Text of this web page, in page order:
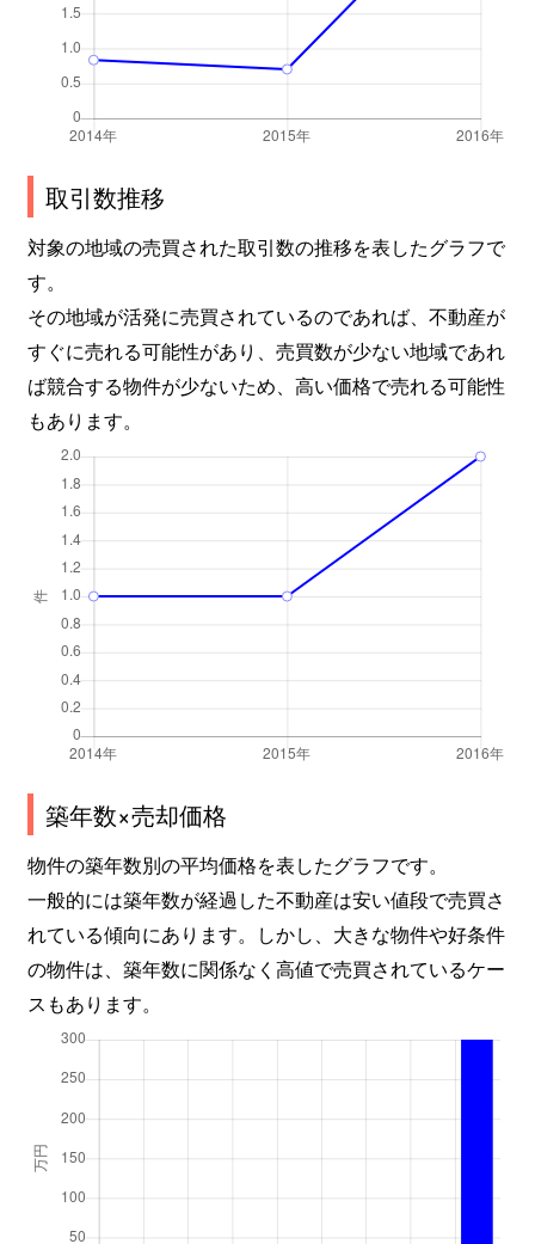
取引数推移
対象の地域の売買された取引数の推移を表したグラフで
す。
その地域が活発に売買されているのであれば、不動産が
すぐに売れる可能性があり、売買数が少ない地域であれ
ば競合する物件が少ないため、高い価格で売れる可能性
もあります。
築年数×売却価格
物件の築年数別の平均価格を表したグラフです。
一般的には築年数が経過した不動産は安い値段で売買さ
れている傾向にあります。しかし、大きな物件や好条件
の物件は、築年数に関係なく高値で売買されているケー
スもあります。